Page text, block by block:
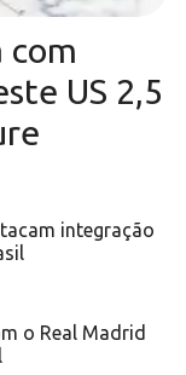
com
US 2,5
integração
o Real Madrid